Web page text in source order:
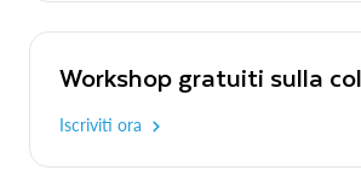
Workshop gratuiti sulla
Iscriviti ora